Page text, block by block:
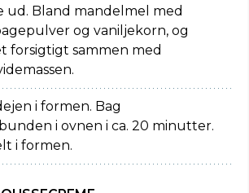
ud. Bland mandelmel med
og vaniljekorn, og
forsigtigt sammen med
i formen. Bag
i ovnen i ca. 20 minutter.
i formen.